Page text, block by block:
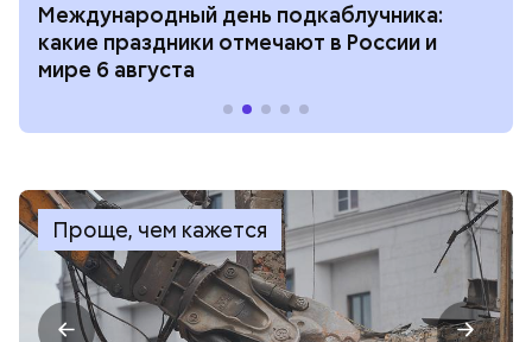
Международный день подкаблучника:
какие праздники отмечают в России и
мире 6 августа
Проще, чем кажется